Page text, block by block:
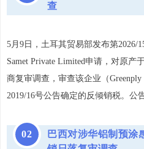
查
5月9日，土耳其贸易部发布第2026/
Samet Private Limited申请，对原产
商复审调查，审查该企业（Greenply
2019/16号公告确定的反倾销税。公
02
巴西对涉华铝制预涂